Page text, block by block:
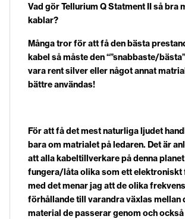
Vad gör Tellurium Q Statment II så bra
kablar?
Många tror för att få den bästa
kabel så måste den “”snabbaste/
vara rent silver eller något annat
bättre användas!
För att få det mest naturliga ljudet
bara om matrialet på ledaren. Det är
att alla kabeltillverkare på denna
fungera/låta olika som ett elektroniskt
med det menar jag att de olika
förhållande till varandra växlas mellan
material de passerar genom och